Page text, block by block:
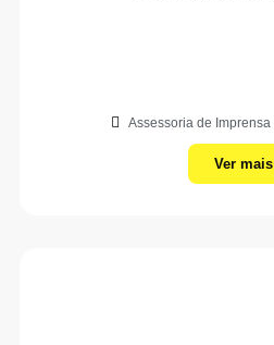
Assessoria de Imprensa
Ver mais